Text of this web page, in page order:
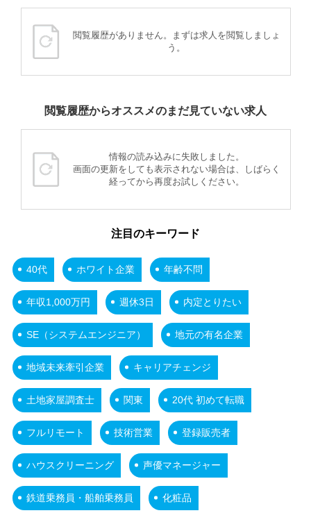
閲覧履歴がありません。まずは求人を閲覧しましょ
う。
閲覧履歴からオススメのまだ見ていない求人
情報の読み込みに失敗しました。
画面の更新をしても表示されない場合は、しばらく
経ってから再度お試しください。
注目のキーワード
40代 ホワイト企業 年齢不問
年収1,000万円 週休3日 内定とりたい
SE（システムエンジニア） 地元の有名企業
地域未来牽引企業 キャリアチェンジ
土地家屋調査士 関東 20代 初めて転職
フルリモート 技術営業 登録販売者
ハウスクリーニング 声優マネージャー
鉄道乗務員・船舶乗務員 化粧品